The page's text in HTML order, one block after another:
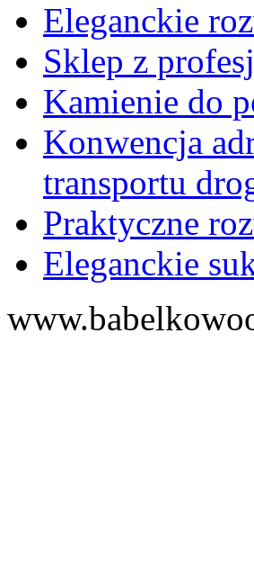
Eleganckie
Sklep z
Kamienie do
Konwencja
transportu
Praktyczne
Eleganckie